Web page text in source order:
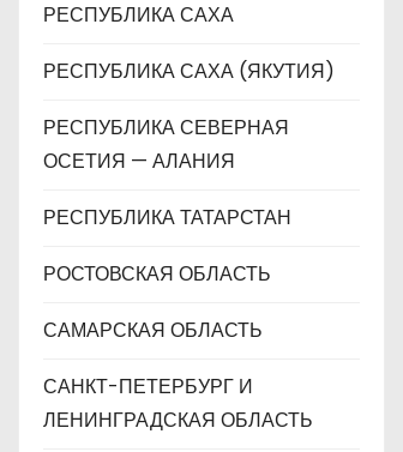
РЕСПУБЛИКА САХА
РЕСПУБЛИКА САХА (ЯКУТИЯ)
РЕСПУБЛИКА СЕВЕРНАЯ
ОСЕТИЯ — АЛАНИЯ
РЕСПУБЛИКА ТАТАРСТАН
РОСТОВСКАЯ ОБЛАСТЬ
САМАРСКАЯ ОБЛАСТЬ
САНКТ-ПЕТЕРБУРГ И
ЛЕНИНГРАДСКАЯ ОБЛАСТЬ